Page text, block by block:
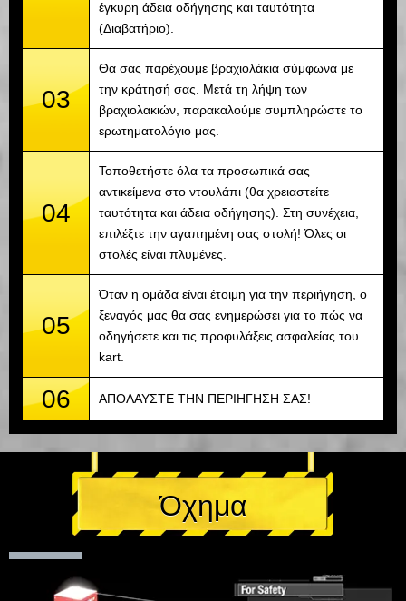
έγκυρη άδεια οδήγησης και ταυτότητα
(Διαβατήριο).
03
Θα σας παρέχουμε βραχιολάκια σύμφωνα με
την κράτησή σας. Μετά τη λήψη των
βραχιολακιών, παρακαλούμε συμπληρώστε το
ερωτηματολόγιο μας.
04
Τοποθετήστε όλα τα προσωπικά σας
αντικείμενα στο ντουλάπι (θα χρειαστείτε
ταυτότητα και άδεια οδήγησης). Στη συνέχεια,
επιλέξτε την αγαπημένη σας στολή! Όλες οι
στολές είναι πλυμένες.
05
Όταν η ομάδα είναι έτοιμη για την περιήγηση, ο
ξεναγός μας θα σας ενημερώσει για το πώς να
οδηγήσετε και τις προφυλάξεις ασφαλείας του
kart.
06 ΑΠΟΛΑΥΣΤΕ ΤΗΝ ΠΕΡΙΗΓΗΣΗ ΣΑΣ!
Όχημα